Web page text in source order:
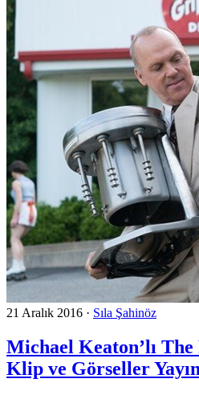
21 Aralık 2016 · Sıla Şahinöz
Michael Keaton’lı The
Klip ve Görseller